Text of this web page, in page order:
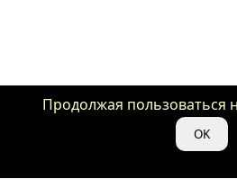
Продолжая пользоваться
даете нам свое согласие
файлов cookie для OK